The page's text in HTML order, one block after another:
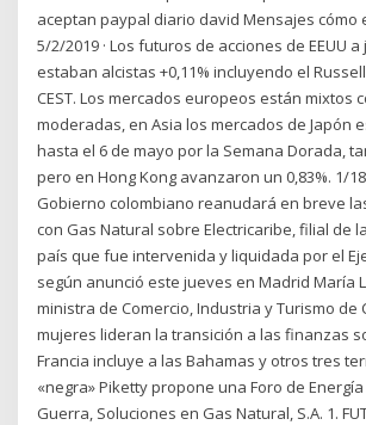
aceptan paypal diario david Mensajes cómo
5/2/2019 · Los futuros de acciones de EEUU
estaban alcistas +0,11% incluyendo el
CEST. Los mercados europeos están mixtos
moderadas, en Asia los mercados de Japón
hasta el 6 de mayo por la Semana Dorada,
pero en Hong Kong avanzaron un 0,83%. 1/
Gobierno colombiano reanudará en breve
con Gas Natural sobre Electricaribe, filial de
país que fue intervenida y liquidada por el
según anunció este jueves en Madrid María
ministra de Comercio, Industria y Turismo de
mujeres lideran la transición a las finanzas
Francia incluye a las Bahamas y otros tres
«negra» Piketty propone una Foro de
Guerra, Soluciones en Gas Natural, S.A. 1.